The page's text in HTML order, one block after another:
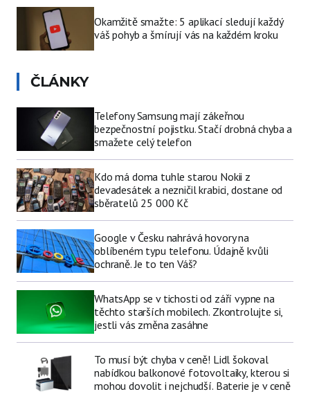
Okamžitě smažte: 5 aplikací sledují každý
váš pohyb a šmírují vás na každém kroku
ČLÁNKY
Telefony Samsung mají zákeřnou
bezpečnostní pojistku. Stačí drobná chyba a
smažete celý telefon
Kdo má doma tuhle starou Nokii z
devadesátek a nezničil krabici, dostane od
sběratelů 25 000 Kč
Google v Česku nahrává hovory na
oblíbeném typu telefonu. Údajně kvůli
ochraně. Je to ten Váš?
WhatsApp se v tichosti od září vypne na
těchto starších mobilech. Zkontrolujte si,
jestli vás změna zasáhne
To musí být chyba v ceně! Lidl šokoval
nabídkou balkonové fotovoltaiky, kterou si
mohou dovolit i nejchudší. Baterie je v ceně